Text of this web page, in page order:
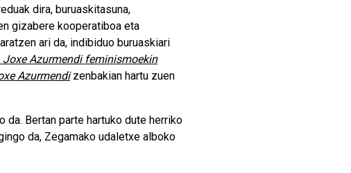
dira, buruaskitasuna,
gizabere kooperatiboa eta
ari da, indibiduo buruaskiari
Joxe Azurmendi feminismoekin
Azurmendizenbakian hartu zuen
da. Bertan parte hartuko dute herriko
da, Zegamako udaletxe alboko